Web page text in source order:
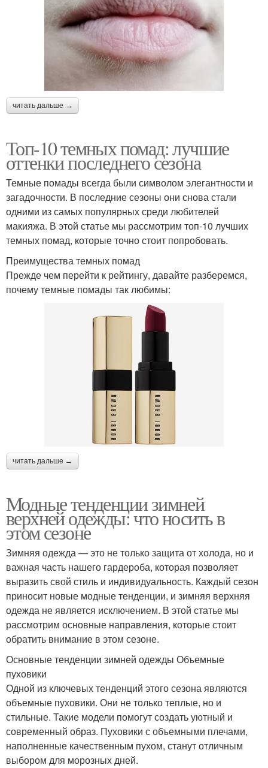
читать дальше →
Топ-10 темных помад: лучшие
оттенки последнего сезона
Темные помады всегда были символом элегантности и
загадочности. В последние сезоны они снова стали
одними из самых популярных среди любителей
макияжа. В этой статье мы рассмотрим топ-10 лучших
темных помад, которые точно стоит попробовать.
Преимущества темных помад
Прежде чем перейти к рейтингу, давайте разберемся,
почему темные помады так любимы:
читать дальше →
Модные тенденции зимней
верхней одежды: что носить в
этом сезоне
Зимняя одежда — это не только защита от холода, но и
важная часть нашего гардероба, которая позволяет
выразить свой стиль и индивидуальность. Каждый сезон
приносит новые модные тенденции, и зимняя верхняя
одежда не является исключением. В этой статье мы
рассмотрим основные направления, которые стоит
обратить внимание в этом сезоне.
Основные тенденции зимней одежды Объемные
пуховики
Одной из ключевых тенденций этого сезона являются
объемные пуховики. Они не только теплые, но и
стильные. Такие модели помогут создать уютный и
современный образ. Пуховики с объемными плечами,
наполненные качественным пухом, станут отличным
выбором для морозных дней.